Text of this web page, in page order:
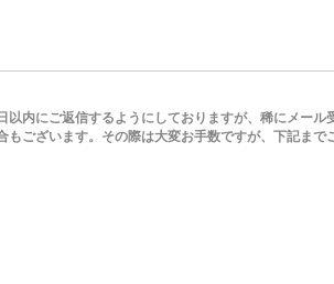
以内にご返信するようにしておりますが、稀にメー
もございます。 その際は大変お手数ですが、下記まで